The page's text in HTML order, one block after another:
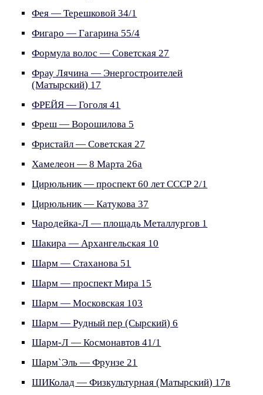
Фея — Терешковой 34/1
Фигаро — Гагарина 55/4
Формула волос — Советская 27
Фрау Лячина — Энергостроителей
(Матырский) 17
ФРЕЙЯ — Гоголя 41
Фреш — Ворошилова 5
Фристайл — Советская 27
Хамелеон — 8 Марта 26а
Цирюльник — проспект 60 лет СССР 2/1
Цирюльник — Катукова 37
Чародейка-Л — площадь Металлургов 1
Шакира — Архангельская 10
Шарм — Стаханова 51
Шарм — проспект Мира 15
Шарм — Московская 103
Шарм — Рудный пер (Сырский) 6
Шарм-Л — Космонавтов 41/1
Шарм`Эль — Фрунзе 21
ШИКолад — Физкультурная (Матырский) 17в